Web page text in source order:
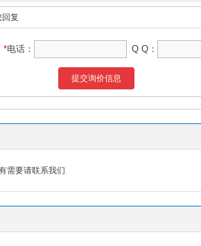
复
*电话： Q Q：
提交询价信息
需要请联系我们